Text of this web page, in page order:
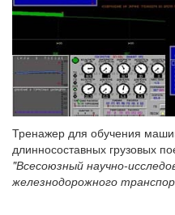
Тренажер для обучения
длинносоставных грузовых
"Всесоюзный научно-
железнодорожного